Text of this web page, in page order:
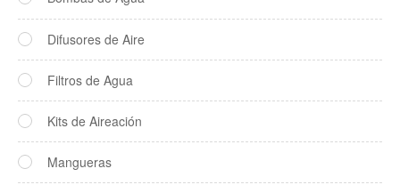
Difusores de Aire
Filtros de Agua
Kits de Aireación
Mangueras